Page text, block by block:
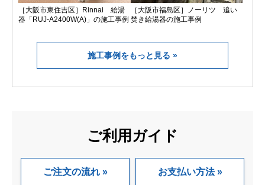
［大阪市東住吉区］Rinnai 給湯
器「RUJ-A2400W(A)」の施工事例
［大阪市福島区］ノーリツ 追い
焚き給湯器の施工事例
施工事例をもっと見る
ご利用ガイド
ご注文の流れ お支払い方法